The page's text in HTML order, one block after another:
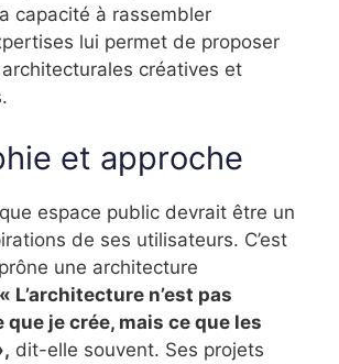
capacité à rassembler
lui permet de proposer
créatives et
et approche
espace public devrait être un
de ses utilisateurs. C’est
une architecture
« L’architecture n’est pas
je crée, mais ce que les
dit-elle souvent. Ses projets